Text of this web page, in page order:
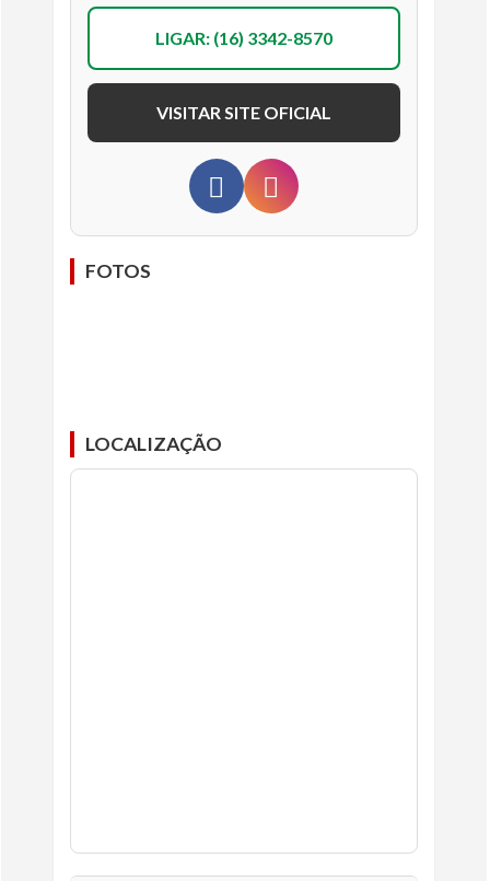
LIGAR: (16) 3342-8570
VISITAR SITE OFICIAL
FOTOS
LOCALIZAÇÃO